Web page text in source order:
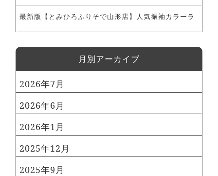
最新版【とみひろふりそで山形店】人気振袖カラーラ
⽉別アーカイブ
2026年7月
2026年6月
2026年1月
2025年12月
2025年9月